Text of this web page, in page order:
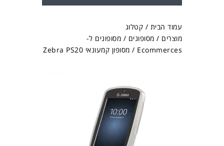
עמוד הבית / קטלוג
מוצרים / מסופונים / מסופונים ל-
Ecommerces / מסופון קמעונאי Zebra PS20